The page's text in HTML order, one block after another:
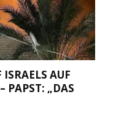
AUF
PAPST: „DAS